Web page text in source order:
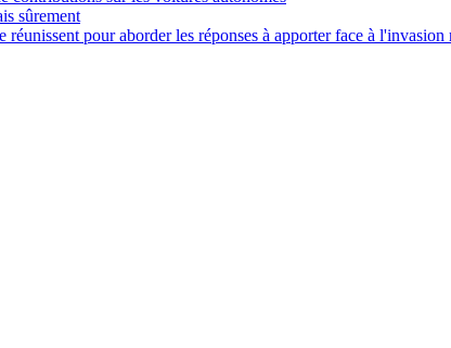
sûrement
réunissent pour aborder les réponses à apporter face à